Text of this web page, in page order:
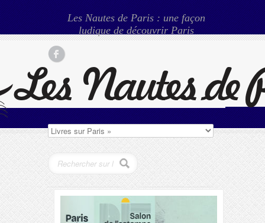
Les Nautes de Paris : une façon
ludique de découvrir Paris